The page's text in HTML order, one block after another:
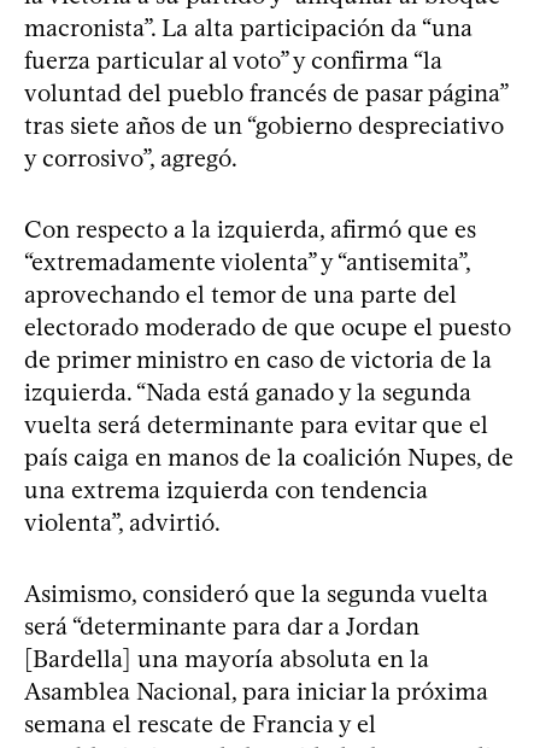
macronista”. La alta participación da “una
fuerza particular al voto” y confirma “la
voluntad del pueblo francés de pasar página”
tras siete años de un “gobierno despreciativo
y corrosivo”, agregó.
Con respecto a la izquierda, afirmó que es
“extremadamente violenta” y “antisemita”,
aprovechando el temor de una parte del
electorado moderado de que ocupe el puesto
de primer ministro en caso de victoria de la
izquierda. “Nada está ganado y la segunda
vuelta será determinante para evitar que el
país caiga en manos de la coalición Nupes, de
una extrema izquierda con tendencia
violenta”, advirtió.
Asimismo, consideró que la segunda vuelta
será “determinante para dar a Jordan
[Bardella] una mayoría absoluta en la
Asamblea Nacional, para iniciar la próxima
semana el rescate de Francia y el